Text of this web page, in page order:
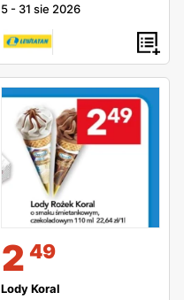
5 - 31 sie 2026
2 49
Lody Koral